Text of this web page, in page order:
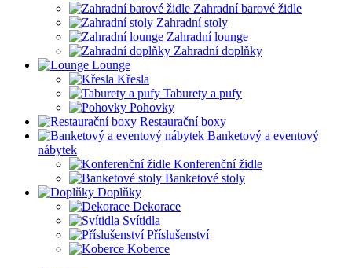
Zahradní barové židle
Zahradní stoly
Zahradní lounge
Zahradní doplňky
Lounge
Křesla
Taburety a pufy
Pohovky
Restaurační boxy
Banketový a eventový
nábytek
Konferenční židle
Banketové stoly
Doplňky
Dekorace
Svítidla
Příslušenství
Koberce